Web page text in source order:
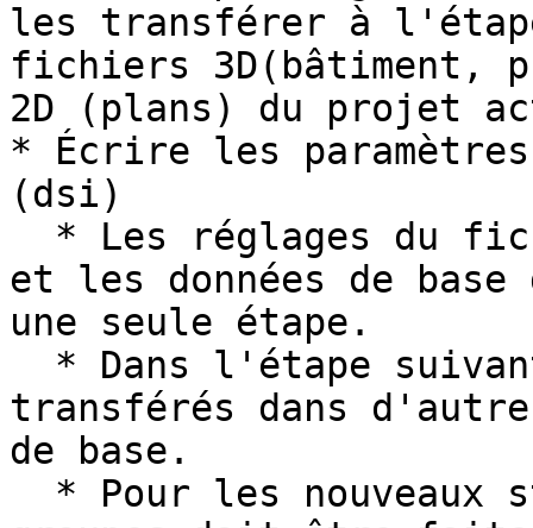
les transférer à
fichiers
2D (plans) du projet
* Écrire les paramètres
(dsi)
et les données de
une seule étape.
transférés dans
de base.